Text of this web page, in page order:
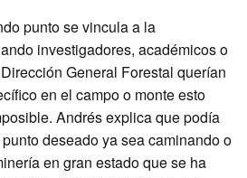
punto se vincula a la
investigadores, académicos o
General Forestal querían
en el campo o monte esto
Andrés explica que podía
deseado ya sea caminando o
en gran estado que se ha